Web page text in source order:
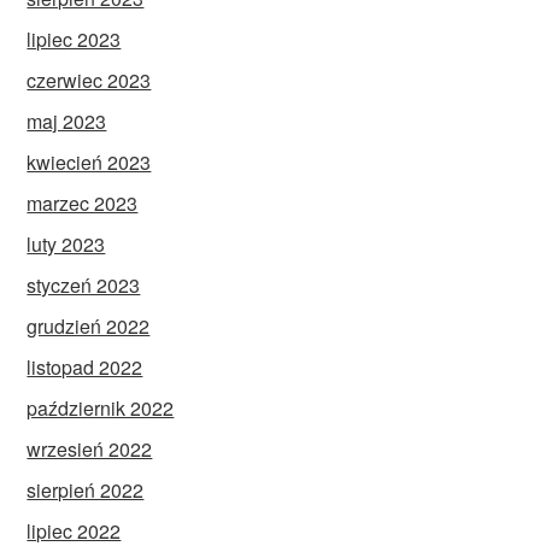
lipiec 2023
czerwiec 2023
maj 2023
kwiecień 2023
marzec 2023
luty 2023
styczeń 2023
grudzień 2022
listopad 2022
październik 2022
wrzesień 2022
sierpień 2022
lipiec 2022